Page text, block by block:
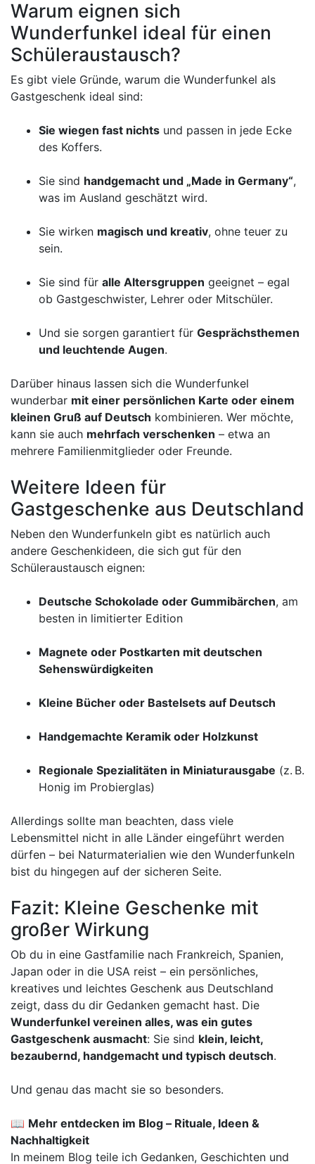
Warum eignen sich
Wunderfunkel ideal für einen
Schüleraustausch?
Es gibt viele Gründe, warum die Wunderfunkel als
Gastgeschenk ideal sind:
Sie wiegen fast nichts und passen in jede Ecke
des Koffers.
Sie sind handgemacht und „Made in Germany“,
was im Ausland geschätzt wird.
Sie wirken magisch und kreativ, ohne teuer zu
sein.
Sie sind für alle Altersgruppen geeignet – egal
ob Gastgeschwister, Lehrer oder Mitschüler.
Und sie sorgen garantiert für Gesprächsthemen
und leuchtende Augen.
Darüber hinaus lassen sich die Wunderfunkel
wunderbar mit einer persönlichen Karte oder einem
kleinen Gruß auf Deutsch kombinieren. Wer möchte,
kann sie auch mehrfach verschenken – etwa an
mehrere Familienmitglieder oder Freunde.
Weitere Ideen für
Gastgeschenke aus Deutschland
Neben den Wunderfunkeln gibt es natürlich auch
andere Geschenkideen, die sich gut für den
Schüleraustausch eignen:
Deutsche Schokolade oder Gummibärchen, am
besten in limitierter Edition
Magnete oder Postkarten mit deutschen
Sehenswürdigkeiten
Kleine Bücher oder Bastelsets auf Deutsch
Handgemachte Keramik oder Holzkunst
Regionale Spezialitäten in Miniaturausgabe (z. B.
Honig im Probierglas)
Allerdings sollte man beachten, dass viele
Lebensmittel nicht in alle Länder eingeführt werden
dürfen – bei Naturmaterialien wie den Wunderfunkeln
bist du hingegen auf der sicheren Seite.
Fazit: Kleine Geschenke mit
großer Wirkung
Ob du in eine Gastfamilie nach Frankreich, Spanien,
Japan oder in die USA reist – ein persönliches,
kreatives und leichtes Geschenk aus Deutschland
zeigt, dass du dir Gedanken gemacht hast. Die
Wunderfunkel vereinen alles, was ein gutes
Gastgeschenk ausmacht: Sie sind klein, leicht,
bezaubernd, handgemacht und typisch deutsch.
Und genau das macht sie so besonders.
📖 Mehr entdecken im Blog – Rituale, Ideen &
Nachhaltigkeit
In meinem Blog teile ich Gedanken, Geschichten und